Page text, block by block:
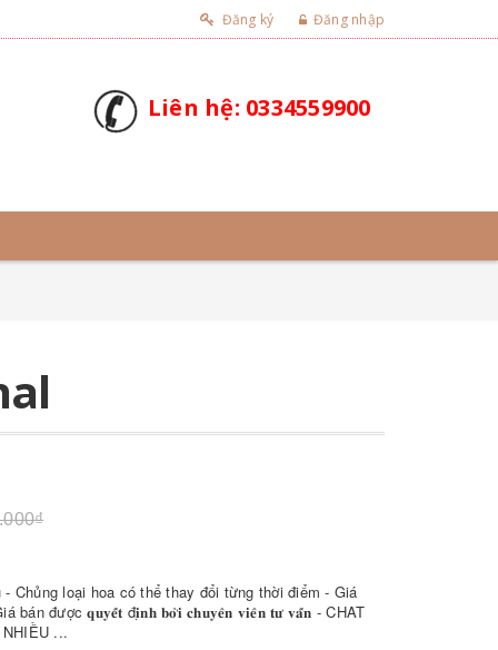
Đăng ký Đăng nhập
Liên hệ: 0334559900
Chủng loại hoa có thể thay đổi từng thời điểm - Giá
được 𝐪𝐮𝐲𝐞̂́𝐭 đ𝐢̣𝐧𝐡 𝐛𝐨̛̉𝐢 𝐜𝐡𝐮𝐲𝐞̂𝐧 𝐯𝐢𝐞̂𝐧 𝐭𝐮̛ 𝐯𝐚̂́𝐧 - CHAT
...